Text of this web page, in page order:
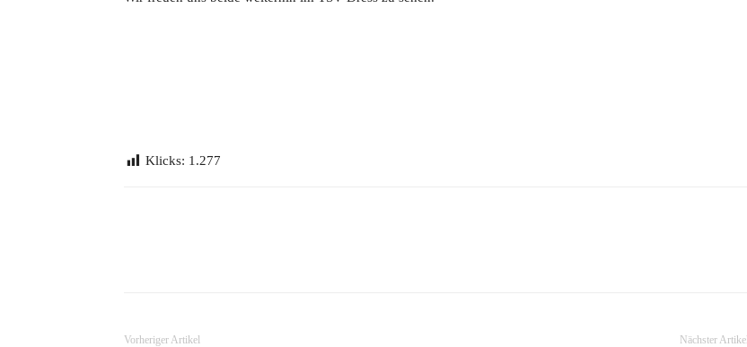
Klicks: 1.277
Vorheriger Artikel Nächster Artikel